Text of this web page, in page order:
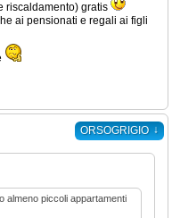
riscaldamento) gratis
ai pensionati e regali ai figli
ORSOGRIGIO ↓
almeno piccoli appartamenti